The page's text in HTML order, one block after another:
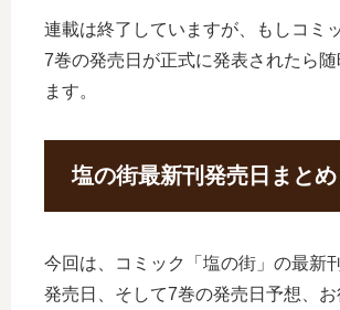
連載は終了していますが、もしコミ
7巻の発売日が正式に発表されたら
ます。
塩の街最新刊発売日まとめ
今回は、コミック「塩の街」の最新
発売日、そして7巻の発売日予想、お